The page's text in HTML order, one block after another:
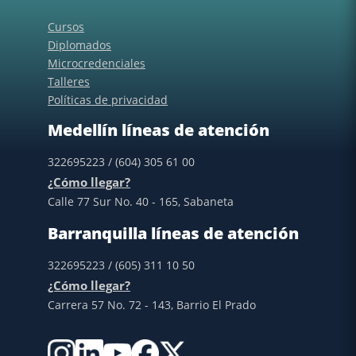
Cursos
Diplomados
Microcredenciales
Talleres
Políticas de privacidad
Medellín líneas de atención
322695223 / (604) 305 61 00
¿Cómo llegar?
Calle 77 Sur No. 40 - 165, Sabaneta
Barranquilla líneas de atención
322695223 / (605) 311 10 50
¿Cómo llegar?
Carrera 57 No. 72 - 143, Barrio El Prado